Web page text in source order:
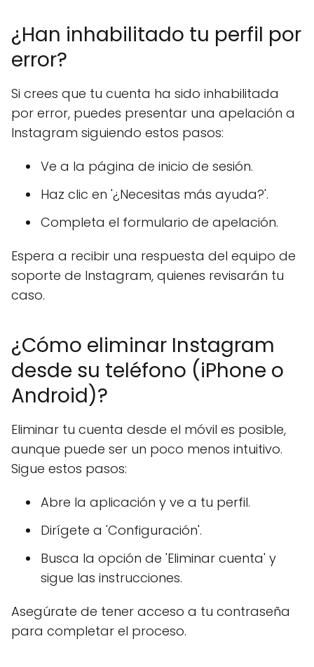
¿Han inhabilitado tu perfil por
error?
Si crees que tu cuenta ha sido inhabilitada
por error, puedes presentar una apelación a
Instagram siguiendo estos pasos:
Ve a la página de inicio de sesión.
Haz clic en '¿Necesitas más ayuda?'.
Completa el formulario de apelación.
Espera a recibir una respuesta del equipo de
soporte de Instagram, quienes revisarán tu
caso.
¿Cómo eliminar Instagram
desde su teléfono (iPhone o
Android)?
Eliminar tu cuenta desde el móvil es posible,
aunque puede ser un poco menos intuitivo.
Sigue estos pasos:
Abre la aplicación y ve a tu perfil.
Dirígete a 'Configuración'.
Busca la opción de 'Eliminar cuenta' y
sigue las instrucciones.
Asegúrate de tener acceso a tu contraseña
para completar el proceso.